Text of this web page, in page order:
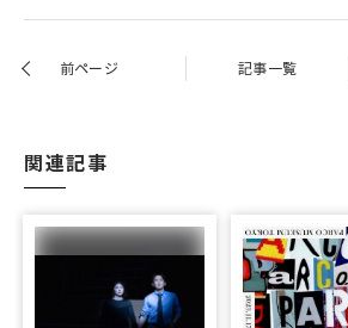
前ページ 記事一覧
関連記事